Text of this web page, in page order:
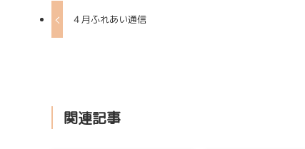
４月ふれあい通信
関連記事